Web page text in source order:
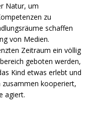
Natur, um
zu
schaffen
von Medien.
Zeitraum ein völlig
geboten werden,
Kind etwas erlebt und
kooperiert,
agiert.